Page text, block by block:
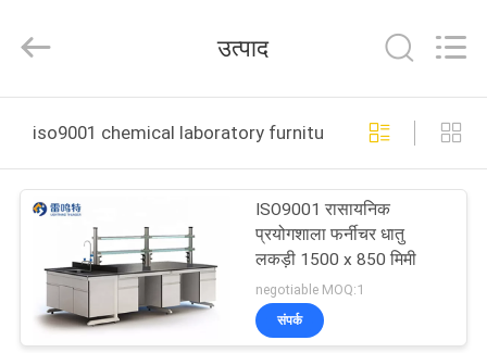
उत्पादों
Developed
उत्पाद
iso9001 chemical laboratory furniture ऑनलाइन निर्माण
ISO9001 रासायनिक
प्रयोगशाला फर्नीचर धातु
लकड़ी 1500 x 850 मिमी
negotiable MOQ:1
संपर्क